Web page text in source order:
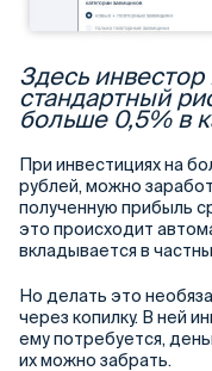
Здесь инвестор
стандартный
больше 0,5% в
При инвестициях на
рублей, можно
полученную прибыль
это происходит
вкладывается в
Но делать это
через копилку. В ней
ему потребуется,
их можно забрать.